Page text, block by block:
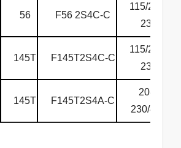
56 F56 2S4C-C
115/208-
230
145T F145T2S4C-C
115/208-
230
145T F145T2S4A-C
208-
230/460